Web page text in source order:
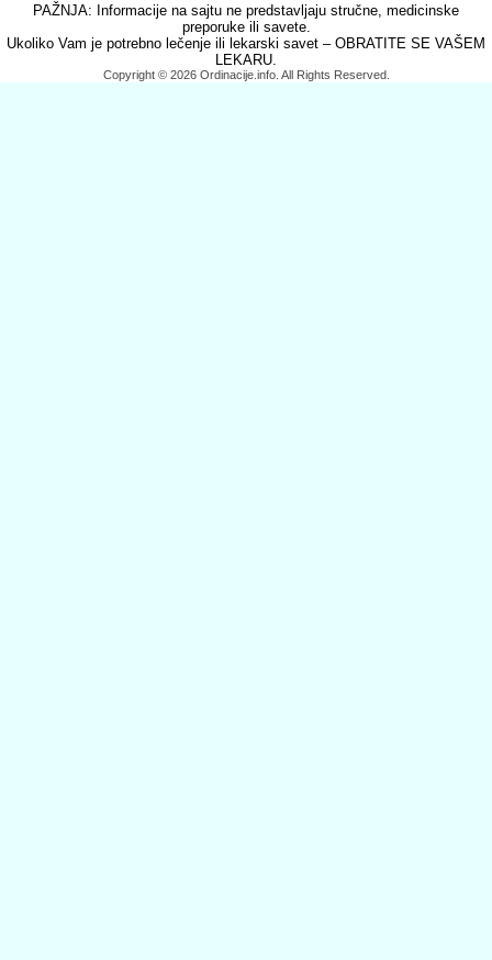
PAŽNJA: Informacije na sajtu ne predstavljaju stručne, medicinske
preporuke ili savete.
Ukoliko Vam je potrebno lečenje ili lekarski savet – OBRATITE SE VAŠEM
LEKARU.
Copyright © 2026 Ordinacije.info. All Rights Reserved.